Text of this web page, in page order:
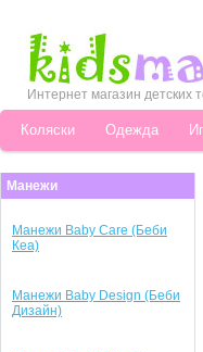
Интернет магазин детских
Коляски Одежда
Манежи
Манежи Baby Care (Беби
Кеа)
Манежи Baby Design (Беби
Дизайн)